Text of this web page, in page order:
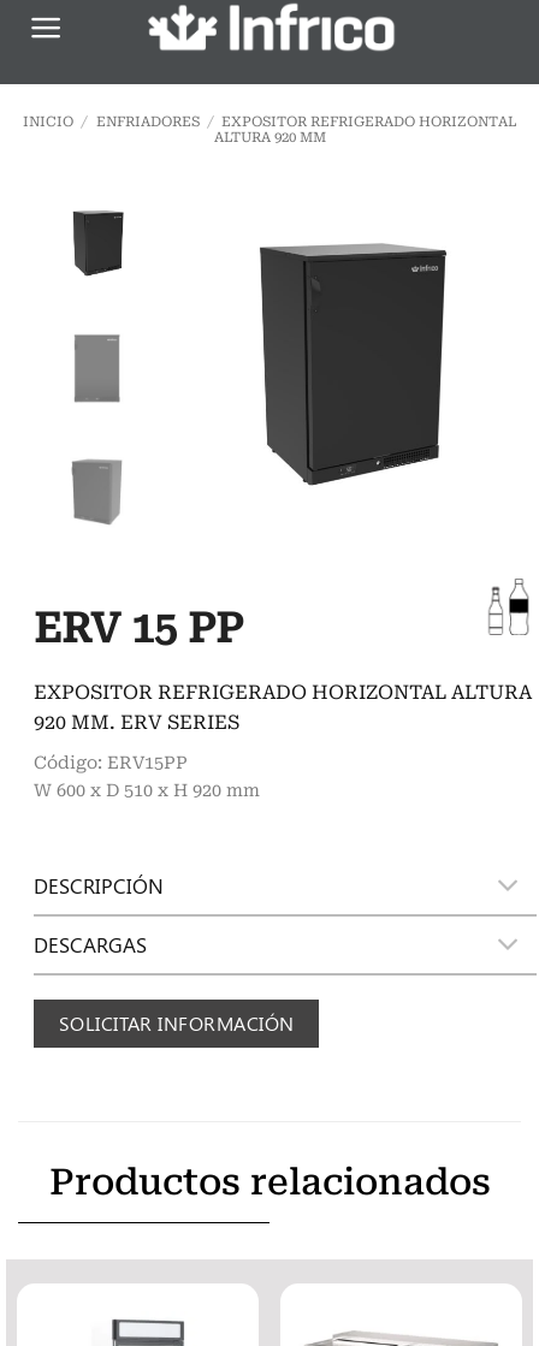
Saltar
INICIO / ENFRIADORES / EXPOSITOR REFRIGERADO HORIZONTAL
ALTURA 920 MM
ERV 15 PP
EXPOSITOR REFRIGERADO HORIZONTAL ALTURA
920 MM. ERV SERIES
Código: ERV15PP
W 600 x D 510 x H 920 mm
DESCRIPCIÓN
DESCARGAS
SOLICITAR INFORMACIÓN
Productos relacionados